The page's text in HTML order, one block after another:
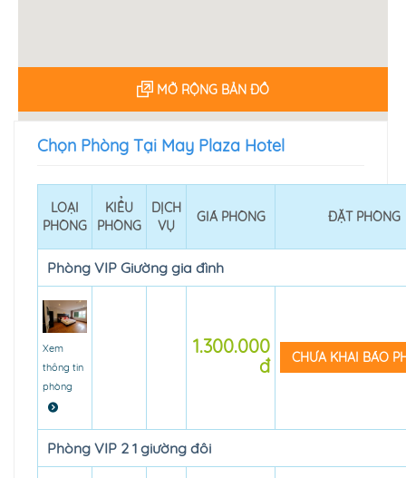
MỞ RỘNG BẢN ĐỒ
Chọn Phòng Tại May Plaza Hotel
LOẠI
PHÒNG
KIỂU
PHÒNG
DỊCH
VỤ
GIÁ PHÒNG ĐẶT PHÒNG
Phòng VIP Giường gia đình
Xem
thông tin
phòng
1.300.000
đ
CHƯA KHAI BÁO
Phòng VIP 2 1 giường đôi